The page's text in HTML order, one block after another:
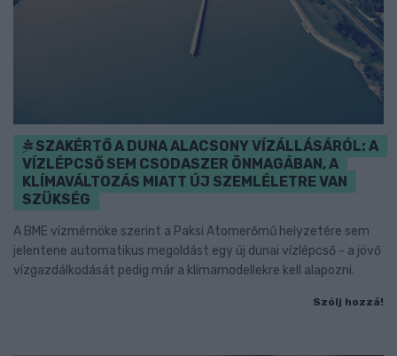
SZAKÉRTŐ A DUNA ALACSONY VÍZÁLLÁSÁRÓL: A
VÍZLÉPCSŐ SEM CSODASZER ÖNMAGÁBAN, A
KLÍMAVÁLTOZÁS MIATT ÚJ SZEMLÉLETRE VAN
SZÜKSÉG
A BME vízmérnöke szerint a Paksi Atomerőmű helyzetére sem
jelentene automatikus megoldást egy új dunai vízlépcső - a jövő
vízgazdálkodását pedig már a klímamodellekre kell alapozni.
Szólj hozzá!